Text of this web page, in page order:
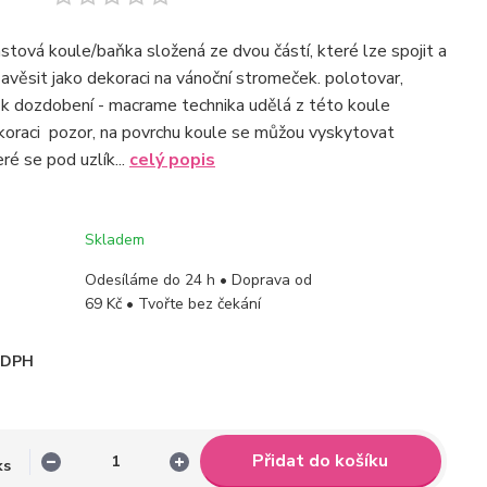
koule/baňka složená ze dvou částí, které lze spojit a
jako dekoraci na vánoční stromeček. polotovar,
dozdobení - macrame technika udělá z této koule
pozor, na povrchu koule se můžou vyskytovat
se pod uzlík... celý popis
Skladem
Odesíláme do 24 h • Doprava od
69 Kč • Tvořte bez čekání
Přidat do košíku